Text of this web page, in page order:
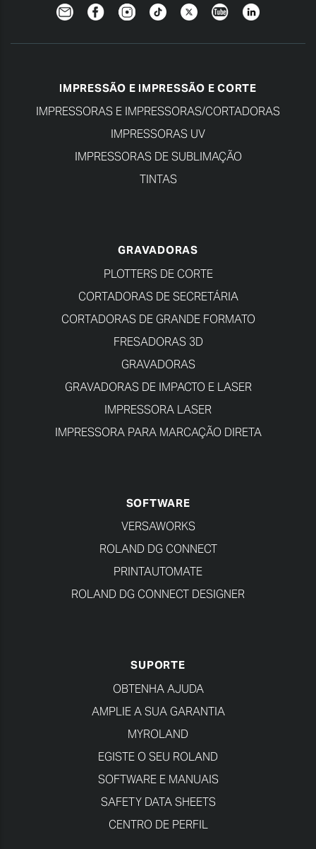
NewsletterFacebookInstagramTikTokTwitterYouTubeLinkedin
IMPRESSÃO E IMPRESSÃO E CORTE
IMPRESSORAS E IMPRESSORAS/CORTADORAS
IMPRESSORAS UV
IMPRESSORAS DE SUBLIMAÇÃO
TINTAS
GRAVADORAS
PLOTTERS DE CORTE
CORTADORAS DE SECRETÁRIA
CORTADORAS DE GRANDE FORMATO
FRESADORAS 3D
GRAVADORAS
GRAVADORAS DE IMPACTO E LASER
IMPRESSORA LASER
IMPRESSORA PARA MARCAÇÃO DIRETA
SOFTWARE
VERSAWORKS
ROLAND DG CONNECT
PRINTAUTOMATE
ROLAND DG CONNECT DESIGNER
SUPORTE
OBTENHA AJUDA
AMPLIE A SUA GARANTIA
MYROLAND
EGISTE O SEU ROLAND
SOFTWARE E MANUAIS
SAFETY DATA SHEETS
CENTRO DE PERFIL